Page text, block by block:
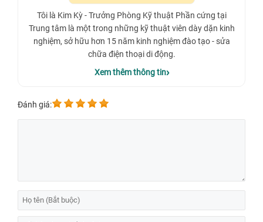
Tôi là Kim Kỳ - Trưởng Phòng Kỹ thuật Phần cứng tại
Trung tâm là một trong những kỹ thuật viên dày dặn kinh
nghiệm, sở hữu hơn 15 năm kinh nghiệm đào tạo - sửa
chữa điện thoại di động.
Xem thêm thông tin
Đánh giá: